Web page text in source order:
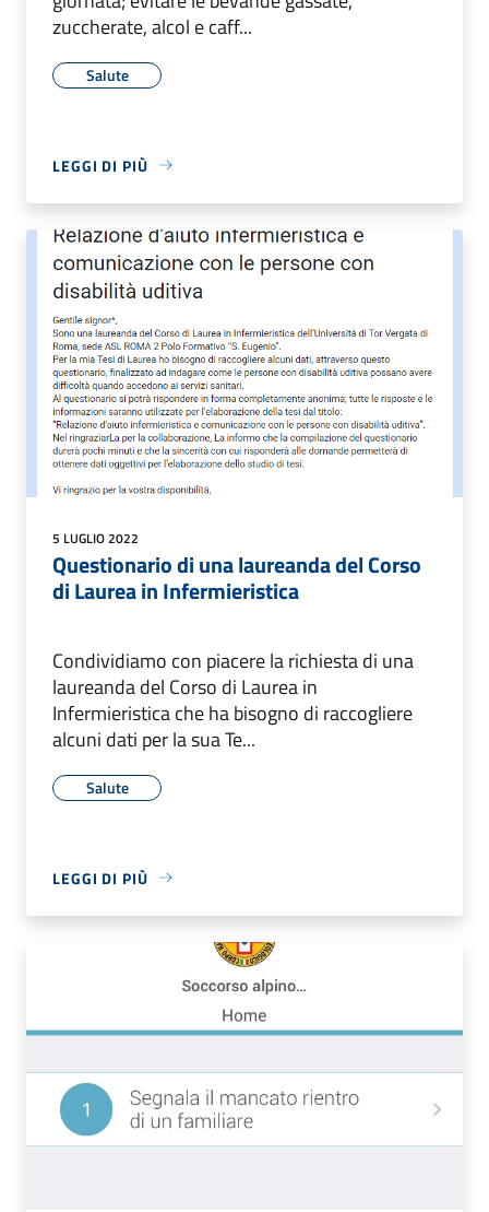
zuccherate, alcol e caff...
Salute
LEGGI DI PIÙ
5 LUGLIO 2022
Questionario di una laureanda del Corso
di Laurea in Infermieristica
Condividiamo con piacere la richiesta di una
laureanda del Corso di Laurea in
Infermieristica che ha bisogno di raccogliere
alcuni dati per la sua Te...
Salute
LEGGI DI PIÙ